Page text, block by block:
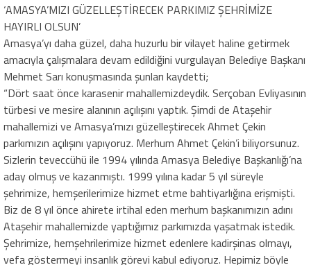
‘AMASYA’MIZI GÜZELLEŞTİRECEK PARKIMIZ ŞEHRİMİZE
HAYIRLI OLSUN’
Amasya’yı daha güzel, daha huzurlu bir vilayet haline getirmek
amacıyla çalışmalara devam edildiğini vurgulayan Belediye Başkanı
Mehmet Sarı konuşmasında şunları kaydetti;
“Dört saat önce karasenir mahallemizdeydik. Serçoban Evliyasının
türbesi ve mesire alanının açılışını yaptık. Şimdi de Ataşehir
mahallemizi ve Amasya’mızı güzelleştirecek Ahmet Çekin
parkımızın açılışını yapıyoruz. Merhum Ahmet Çekin’i biliyorsunuz.
Sizlerin teveccühü ile 1994 yılında Amasya Belediye Başkanlığı’na
aday olmuş ve kazanmıştı. 1999 yılına kadar 5 yıl süreyle
şehrimize, hemşerilerimize hizmet etme bahtiyarlığına erişmişti.
Biz de 8 yıl önce ahirete irtihal eden merhum başkanımızın adını
Ataşehir mahallemizde yaptığımız parkımızda yaşatmak istedik.
Şehrimize, hemşehrilerimize hizmet edenlere kadirşinas olmayı,
vefa göstermeyi insanlık görevi kabul ediyoruz. Hepimiz böyle